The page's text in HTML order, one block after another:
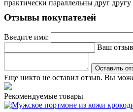
практически параллельны друг другу
Отзывы покупателей
Введите имя:
Ваш
Оставить
Еще никто не оставил отзыв. Вы
Рекомендуемые товары